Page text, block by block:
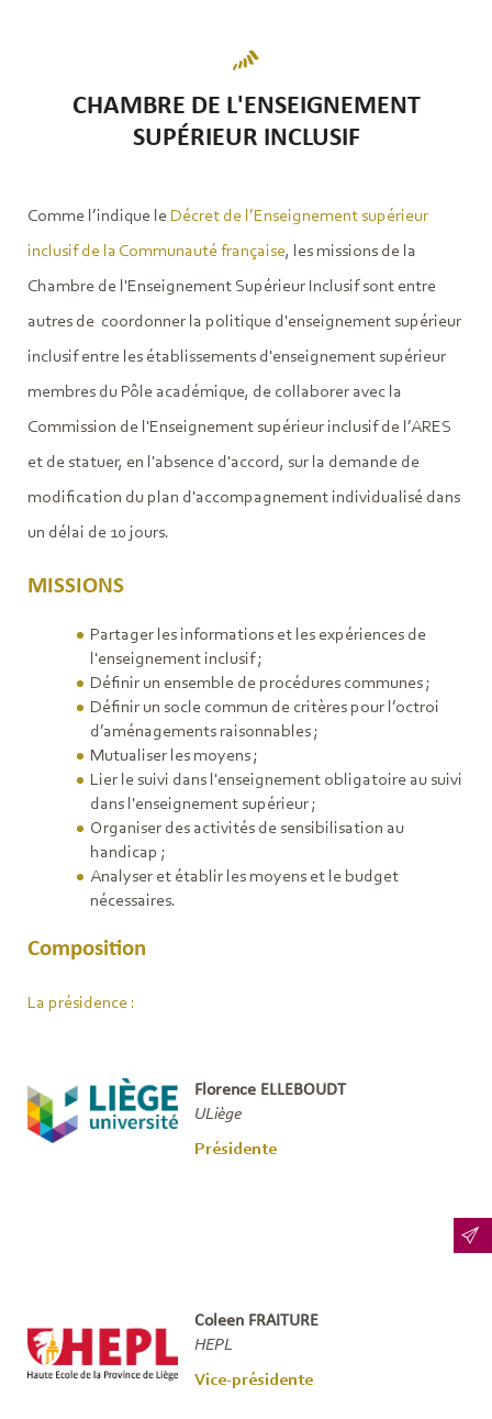
CHAMBRE DE L'ENSEIGNEMENT
SUPÉRIEUR INCLUSIF
Comme l’indique le Décret de l’Enseignement supérieur
inclusif de la Communauté française, les missions de la
Chambre de l'Enseignement Supérieur Inclusif sont entre
autres de coordonner la politique d'enseignement supérieur
inclusif entre les établissements d'enseignement supérieur
membres du Pôle académique, de collaborer avec la
Commission de l'Enseignement supérieur inclusif de l’ARES
et de statuer, en l'absence d'accord, sur la demande de
modification du plan d'accompagnement individualisé dans
un délai de 10 jours.
MISSIONS
Partager les informations et les expériences de
l'enseignement inclusif ;
Définir un ensemble de procédures communes ;
Définir un socle commun de critères pour l’octroi
d’aménagements raisonnables ;
Mutualiser les moyens ;
Lier le suivi dans l'enseignement obligatoire au suivi
dans l'enseignement supérieur ;
Organiser des activités de sensibilisation au
handicap ;
Analyser et établir les moyens et le budget
nécessaires.
Composition
La présidence :
Florence ELLEBOUDT
ULiège
Présidente
Coleen FRAITURE
HEPL
Vice-présidente